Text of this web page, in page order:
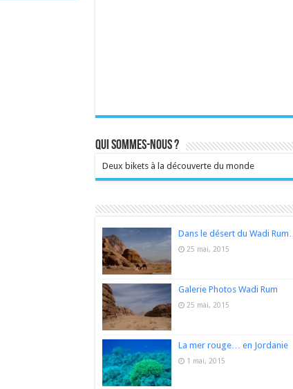
Qui sommes-nous ?
Deux bikets à la découverte du monde
Dans le désert du Wadi Rum…
25 mai, 2015
Galerie Photos Wadi Rum
25 mai, 2015
La mer rouge… en Jordanie
1 mai, 2015